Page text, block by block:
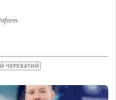
ЧЕРЕВАТИЙ